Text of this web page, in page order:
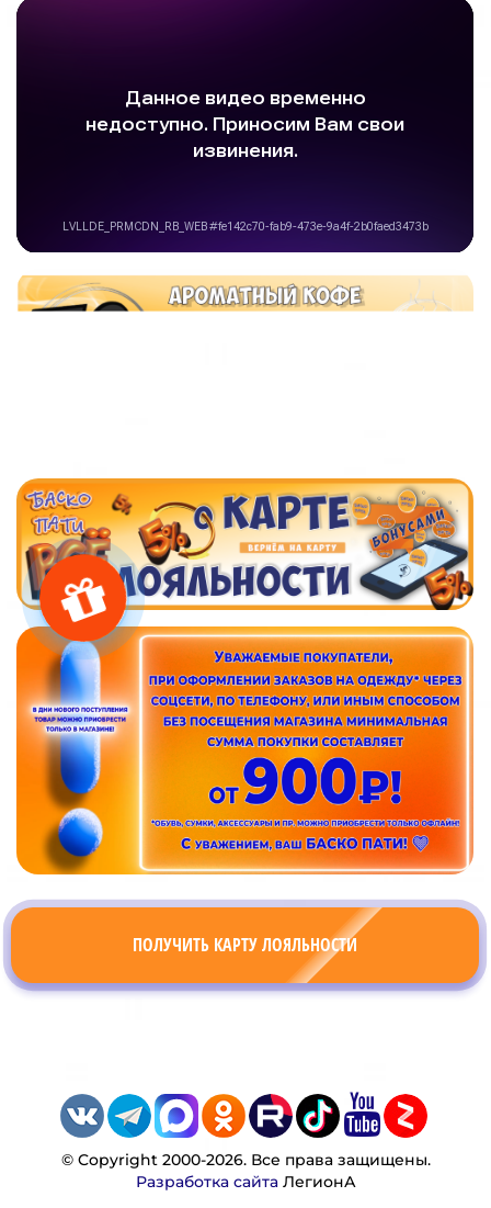
ПОЛУЧИТЬ КАРТУ ЛОЯЛЬНОСТИ
© Copyright 2000-2026. Все права защищены.
Разработка сайтаЛегионА